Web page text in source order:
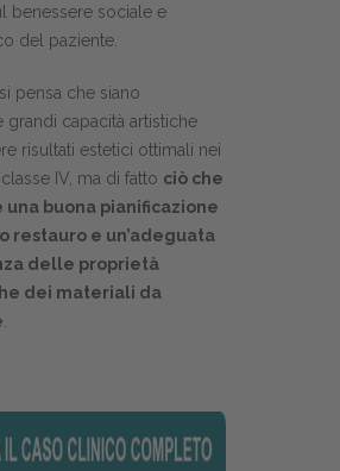
benessere sociale e
del paziente.
pensa che siano
grandi capacità artistiche
risultati estetici ottimali nei
IV, ma di fatto ciò che
una buona pianificazione
restauro e un’adeguata
delle proprietà
dei materiali da